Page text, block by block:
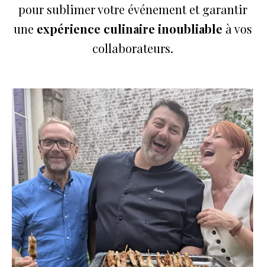
pour sublimer votre événement et garantir
une expérience culinaire inoubliable à vos
collaborateurs.